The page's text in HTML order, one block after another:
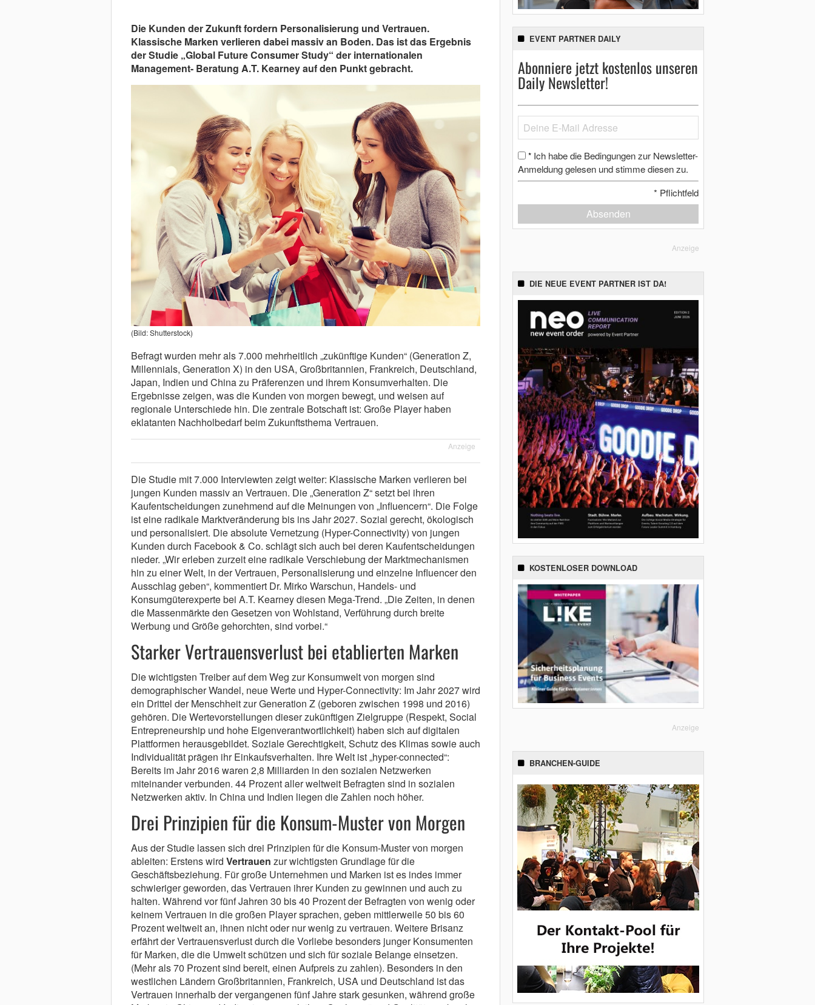
Die Kunden der Zukunft fordern Personalisierung und Vertrauen.
Klassische Marken verlieren dabei massiv an Boden. Das ist das Ergebnis
der Studie „Global Future Consumer Study“ der internationalen
Management- Beratung A.T. Kearney auf den Punkt gebracht.
(Bild: Shutterstock)
Befragt wurden mehr als 7.000 mehrheitlich „zukünftige Kunden“ (Generation Z,
Millennials, Generation X) in den USA, Großbritannien, Frankreich, Deutschland,
Japan, Indien und China zu Präferenzen und ihrem Konsumverhalten. Die
Ergebnisse zeigen, was die Kunden von morgen bewegt, und weisen auf
regionale Unterschiede hin. Die zentrale Botschaft ist: Große Player haben
eklatanten Nachholbedarf beim Zukunftsthema Vertrauen.
Anzeige
Die Studie mit 7.000 Interviewten zeigt weiter: Klassische Marken verlieren bei
jungen Kunden massiv an Vertrauen. Die „Generation Z“ setzt bei ihren
Kaufentscheidungen zunehmend auf die Meinungen von „Influencern“. Die Folge
ist eine radikale Marktveränderung bis ins Jahr 2027. Sozial gerecht, ökologisch
und personalisiert. Die absolute Vernetzung (Hyper-Connectivity) von jungen
Kunden durch Facebook & Co. schlägt sich auch bei deren Kaufentscheidungen
nieder. „Wir erleben zurzeit eine radikale Verschiebung der Marktmechanismen
hin zu einer Welt, in der Vertrauen, Personalisierung und einzelne Influencer den
Ausschlag geben“, kommentiert Dr. Mirko Warschun, Handels- und
Konsumgüterexperte bei A.T. Kearney diesen Mega-Trend. „Die Zeiten, in denen
die Massenmärkte den Gesetzen von Wohlstand, Verführung durch breite
Werbung und Größe gehorchten, sind vorbei.“
Starker Vertrauensverlust bei etablierten Marken
Die wichtigsten Treiber auf dem Weg zur Konsumwelt von morgen sind
demographischer Wandel, neue Werte und Hyper-Connectivity: Im Jahr 2027 wird
ein Drittel der Menschheit zur Generation Z (geboren zwischen 1998 und 2016)
gehören. Die Wertevorstellungen dieser zukünftigen Zielgruppe (Respekt, Social
Entrepreneurship und hohe Eigenverantwortlichkeit) haben sich auf digitalen
Plattformen herausgebildet. Soziale Gerechtigkeit, Schutz des Klimas sowie auch
Individualität prägen ihr Einkaufsverhalten. Ihre Welt ist „hyper-connected“:
Bereits im Jahr 2016 waren 2,8 Milliarden in den sozialen Netzwerken
miteinander verbunden. 44 Prozent aller weltweit Befragten sind in sozialen
Netzwerken aktiv. In China und Indien liegen die Zahlen noch höher.
Drei Prinzipien für die Konsum-Muster von Morgen
Aus der Studie lassen sich drei Prinzipien für die Konsum-Muster von morgen
ableiten: Erstens wird Vertrauen zur wichtigsten Grundlage für die
Geschäftsbeziehung. Für große Unternehmen und Marken ist es indes immer
schwieriger geworden, das Vertrauen ihrer Kunden zu gewinnen und auch zu
halten. Während vor fünf Jahren 30 bis 40 Prozent der Befragten von wenig oder
keinem Vertrauen in die großen Player sprachen, geben mittlerweile 50 bis 60
Prozent weltweit an, ihnen nicht oder nur wenig zu vertrauen. Weitere Brisanz
erfährt der Vertrauensverlust durch die Vorliebe besonders junger Konsumenten
für Marken, die die Umwelt schützen und sich für soziale Belange einsetzen.
(Mehr als 70 Prozent sind bereit, einen Aufpreis zu zahlen). Besonders in den
westlichen Ländern Großbritannien, Frankreich, USA und Deutschland ist das
Vertrauen innerhalb der vergangenen fünf Jahre stark gesunken, während große
EVENT PARTNER DAILY
Abonniere jetzt kostenlos unseren
Daily Newsletter!
* Ich habe die Bedingungen zur Newsletter-
Anmeldung gelesen und stimme diesen zu.
* Pflichtfeld
Absenden
Anzeige
DIE NEUE EVENT PARTNER IST DA!
KOSTENLOSER DOWNLOAD
Anzeige
BRANCHEN-GUIDE